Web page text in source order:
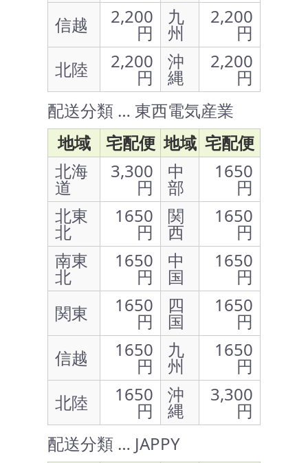
信越
2,200
円
九
州
2,200
円
北陸
2,200
円
沖
縄
2,200
円
配送分類 … 東西電気産業
地域
宅配便 地域 宅配便
北海
道
3,300
円
中
部
1650
円
北東
北
1650
円
関
西
1650
円
南東
北
1650
円
中
国
1650
円
関東
1650
円
四
国
1650
円
信越
1650
円
九
州
1650
円
北陸
1650
円
沖
縄
3,300
円
配送分類 … JAPPY